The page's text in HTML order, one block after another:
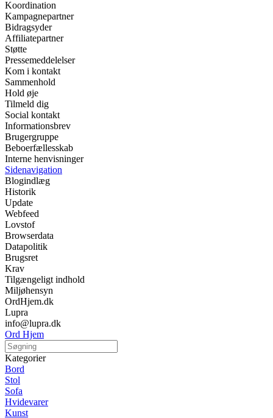
Koordination
Kampagnepartner
Bidragsyder
Affiliatepartner
Støtte
Pressemeddelelser
Kom i kontakt
Sammenhold
Hold øje
Tilmeld dig
Social kontakt
Informationsbrev
Brugergruppe
Beboerfællesskab
Interne henvisninger
Sidenavigation
Blogindlæg
Historik
Update
Webfeed
Lovstof
Browserdata
Datapolitik
Brugsret
Krav
Tilgængeligt indhold
Miljøhensyn
OrdHjem.dk
Lupra
info@lupra.dk
Ord Hjem
Kategorier
Bord
Stol
Sofa
Hvidevarer
Kunst